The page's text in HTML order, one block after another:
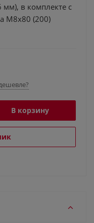
в комплекте с
М8х80 (200)
В корзину